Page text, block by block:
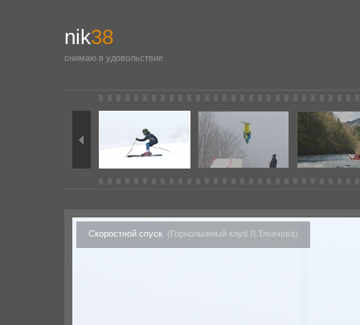
nik38
снимаю в удовольствие
Скоростной спуск (Горнолыжный клуб Л.Тягачева)